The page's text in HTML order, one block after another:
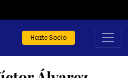
Hazte Socio